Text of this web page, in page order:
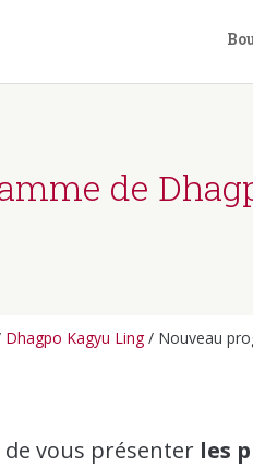
de
Dhagpo Kagyu Ling/ Nouveau
vous présenter les